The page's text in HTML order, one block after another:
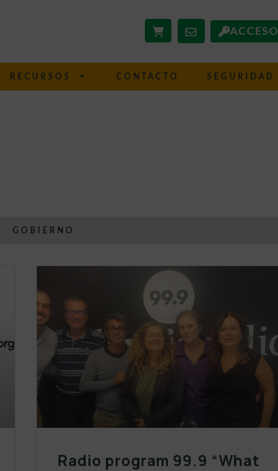
ACCESO
RECURSOS CONTACTO SEGURIDAD
GOBIERNO
Radio program 99.9 “What